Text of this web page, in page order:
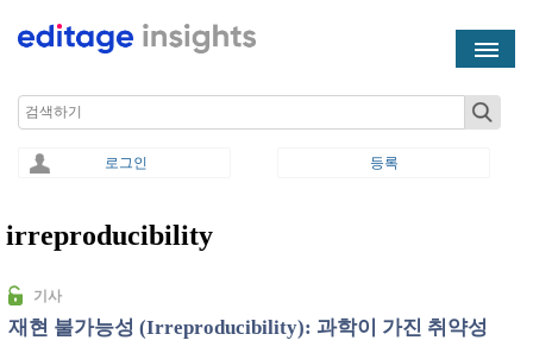
Search
로그인 등록
You are here
irreproducibility
기사
재현 불가능성 (Irreproducibility): 과학이 가진 취약성